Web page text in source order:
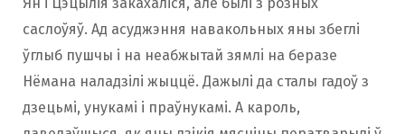
саслоўяў. Ад асуджэння навакольных яны збеглі
ўглыб пушчы і на неабжытай зямлi на беразе
Нёмана наладзілі жыццё. Дажылі да сталы гадоў з
дзецьмі, унукамі і праўнукамі. А кароль,